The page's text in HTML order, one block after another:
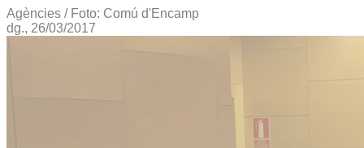
Agències / Foto: Comú d'Encamp
dg., 26/03/2017